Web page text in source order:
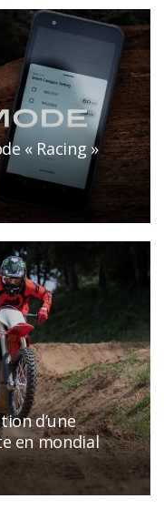
« Racing »
d’une
en mondial